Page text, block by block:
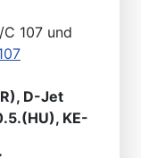
107 und
D-Jet
KE-